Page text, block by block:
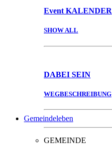
Event KALENDER
SHOW ALL
DABEI SEIN
WEGBESCHREIBUNG
Gemeindeleben
GEMEINDE